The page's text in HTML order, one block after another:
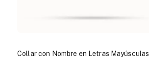
Collar con Nombre en Letras Mayúsculas